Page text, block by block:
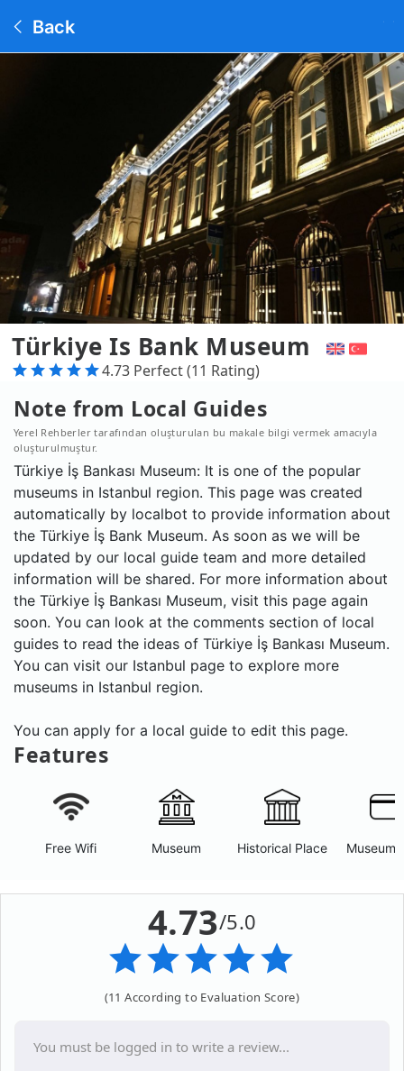
Back
Türkiye Is Bank Museum
4.73 Perfect (11 Rating)
Note from Local Guides
Yerel Rehberler tarafından oluşturulan bu makale bilgi vermek amacıyla
oluşturulmuştur.
Türkiye İş Bankası Museum: It is one of the popular
museums in Istanbul region. This page was created
automatically by localbot to provide information about
the Türkiye İş Bank Museum. As soon as we will be
updated by our local guide team and more detailed
information will be shared. For more information about
the Türkiye İş Bankası Museum, visit this page again
soon. You can look at the comments section of local
guides to read the ideas of Türkiye İş Bankası Museum.
You can visit our Istanbul page to explore more
museums in Istanbul region.
You can apply for a local guide to edit this page.
Features
Free Wifi Museum Historical Place Museum
4.73/5.0
(11 According to Evaluation Score)